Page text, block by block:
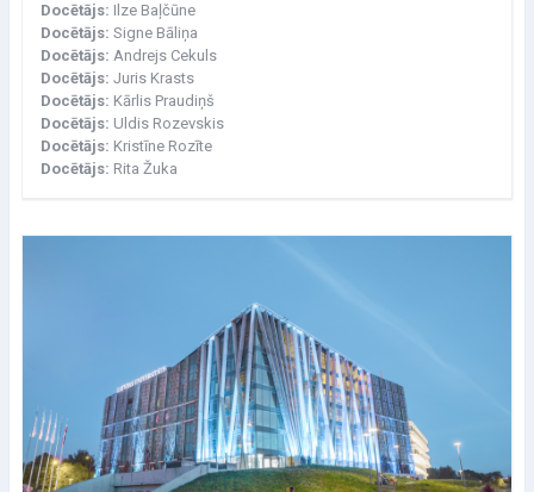
Docētājs: Ilze Baļčūne
Docētājs: Signe Bāliņa
Docētājs: Andrejs Cekuls
Docētājs: Juris Krasts
Docētājs: Kārlis Praudiņš
Docētājs: Uldis Rozevskis
Docētājs: Kristīne Rozīte
Docētājs: Rita Žuka